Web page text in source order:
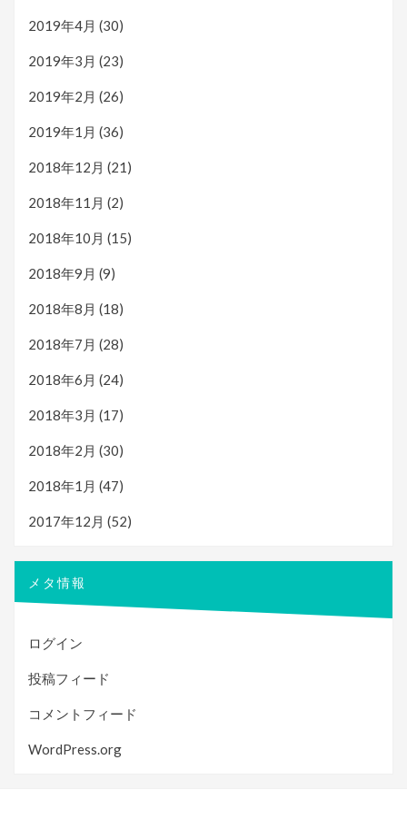
2019年4月 (30)
2019年3月 (23)
2019年2月 (26)
2019年1月 (36)
2018年12月 (21)
2018年11月 (2)
2018年10月 (15)
2018年9月 (9)
2018年8月 (18)
2018年7月 (28)
2018年6月 (24)
2018年3月 (17)
2018年2月 (30)
2018年1月 (47)
2017年12月 (52)
メタ情報
ログイン
投稿フィード
コメントフィード
WordPress.org